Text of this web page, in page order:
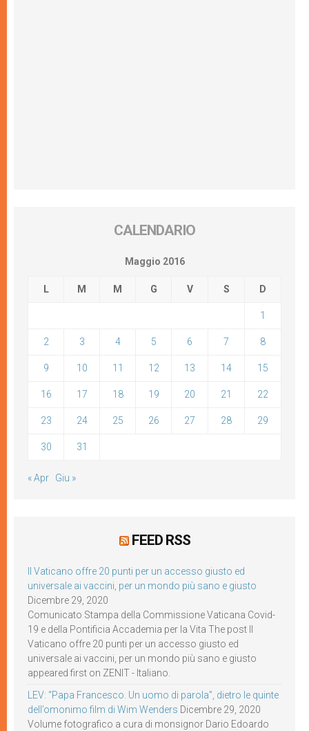
CALENDARIO
Maggio 2016
L M M G V S D
1
2 3 4 5 6 7 8
9 10 11 12 13 14 15
16 17 18 19 20 21 22
23 24 25 26 27 28 29
30 31
« Apr Giu »
FEED RSS
Il Vaticano offre 20 punti per un accesso giusto ed
universale ai vaccini, per un mondo più sano e giusto
Dicembre 29, 2020
Comunicato Stampa della Commissione Vaticana Covid-
19 e della Pontificia Accademia per la Vita The post Il
Vaticano offre 20 punti per un accesso giusto ed
universale ai vaccini, per un mondo più sano e giusto
appeared first on ZENIT - Italiano.
LEV: “Papa Francesco. Un uomo di parola”, dietro le quinte
dell’omonimo film di Wim Wenders Dicembre 29, 2020
Volume fotografico a cura di monsignor Dario Edoardo